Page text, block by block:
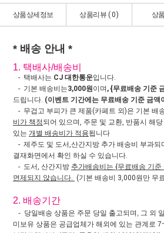
상품상세정보 상품리뷰 ( 0) 상
* 배송 안내 *
1. 택배사/배송비
- 택배사는 CJ 대한통운입니다.
- 기본 배송비는3,000원이며 , {무료배송 기준
드립니다. (이벤트 기간에는 무료배송 기준 금액
- 무겁고 부피가 큰 제품(카페트 외)은 기본 배
비가 책정되어 있으며, 주문 및 교환, 반품시 해
있는 개별 배송비가 적용됩니다
- 제주도 및 도서,산간지방 추가 배송비 부과되
결재화면에서 확인 하실 수 있습니다.
- 도서, 산간지방 추가배송비는 {무료배송 기
면제되지 않습니다. (기본 배송비 3,000원만 무
2. 배송기간
- 당일배송 상품은 주문 당일 출고되며, 그 외
미보유 상품은 공급업체가 해외에 있는 관계로